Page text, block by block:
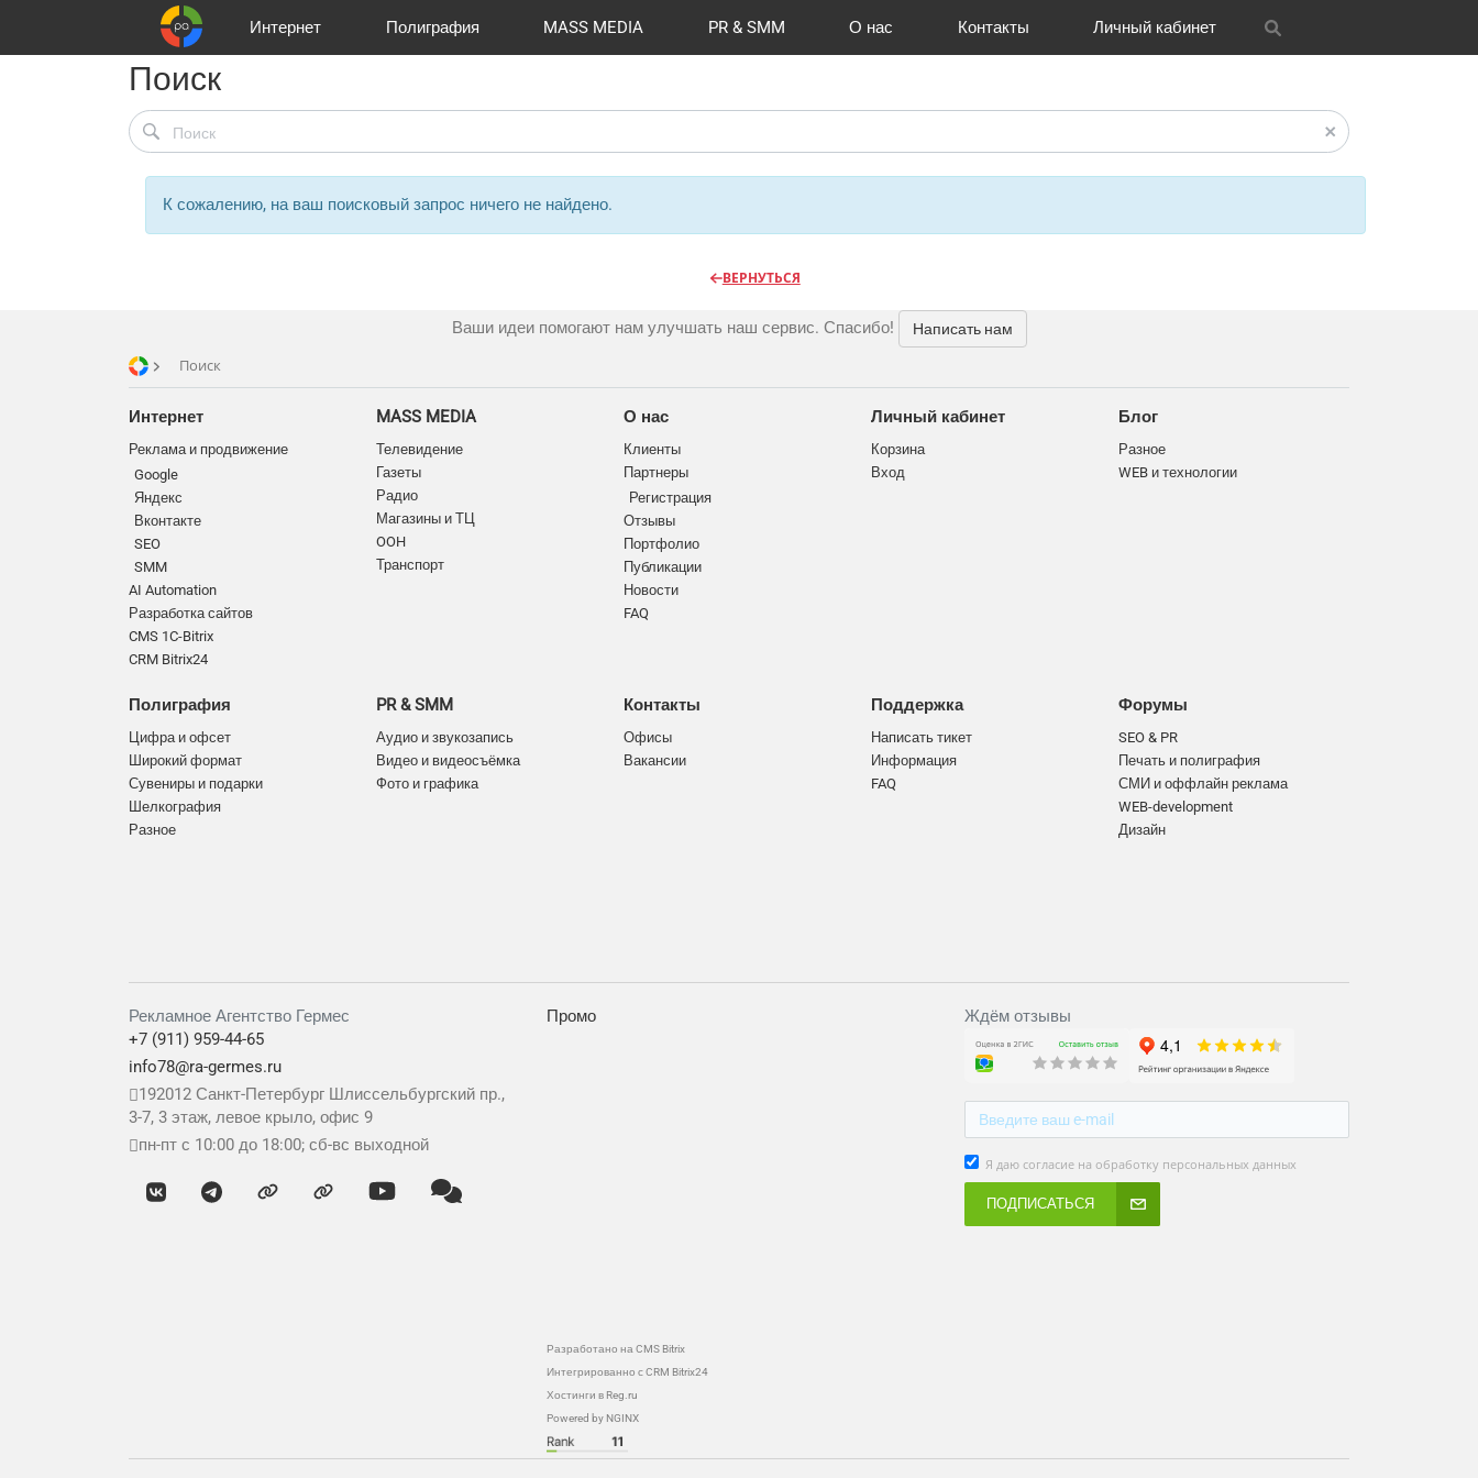
Интернет
Реклама и продвижение
Полиграфия
Цифра и офсет
MASS MEDIA
Телевидение
PR & SMM О нас
Клиенты
Контакты Личный кабинет
Поиск
К сожалению, на ваш поисковый запрос ничего не найдено.
ВЕРНУТЬСЯ
Ваши идеи помогают нам улучшать наш сервис. Спасибо! Написать нам
Поиск
Интернет
Реклама и продвижение
Google
Яндекс
Вконтакте
SEO
SMM
AI Automation
Разработка сайтов
CMS 1C-Bitrix
CRM Bitrix24
Полиграфия
Цифра и офсет
Широкий формат
Сувениры и подарки
Шелкография
Разное
MASS MEDIA
Телевидение
Газеты
Радио
Магазины и ТЦ
OOH
Транспорт
PR & SMM
Аудио и звукозапись
Видео и видеосъёмка
Фото и графика
О нас
Клиенты
Партнеры
Регистрация
Отзывы
Портфолио
Публикации
Новости
FAQ
Контакты
Офисы
Вакансии
Личный кабинет
Корзина
Вход
Поддержка
Написать тикет
Информация
FAQ
Блог
Разное
WEB и технологии
Форумы
SEO & PR
Печать и полиграфия
СМИ и оффлайн реклама
WEB-development
Дизайн
Рекламное Агентство Гермес
+7 (911) 959-44-65
info78@ra-germes.ru
192012 Санкт-Петербург Шлиссельбургский пр.,
3-7, 3 этаж, левое крыло, офис 9
пн-пт с 10:00 до 18:00; сб-вс выходной
Промо
Разработано на CMS Bitrix
Интегрированно с CRM Bitrix24
Хостинги в Reg.ru
Powered by NGINX
Ждём отзывы
Я даю согласие на обработку персональных данных
ПОДПИСАТЬСЯ